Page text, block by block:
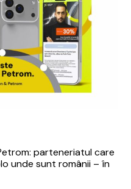
parteneriatul care
unde sunt românii – în